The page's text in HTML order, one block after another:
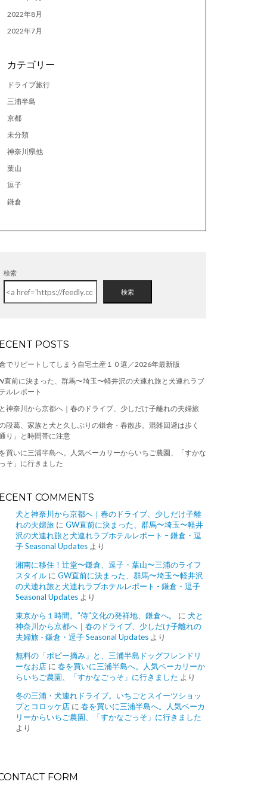
2022年8月
2022年7月
カテゴリー
ドライブ旅行
三浦半島
京都
未分類
神奈川県他
葉山
逗子
鎌倉
検索
検索
POSTS
でリピートしてしまう自宅土産１０選／2026年最新版
直前に決まった、群馬〜埼玉〜軽井沢の犬連れ旅と犬連れラブ
ルレポート
神奈川から京都へ｜春のドライブ、少しだけ子離れの夫婦旅
段葛、家族と犬と久しぶりの鎌倉・春散歩。混雑回避は歩く
通り」と時間帯に注意
買いに三浦半島へ。人気ベーカリーからいちご農園、「すかな
そ」に行きました
COMMENTS
犬と神奈川から京都へ｜春のドライブ、少しだけ子離
れの夫婦旅 に GW直前に決まった、群馬〜埼玉〜軽井
沢の犬連れ旅と犬連れラブホテルレポート – 鎌倉・逗
子 Seasonal Updates より
湘南に移住！辻堂〜鎌倉、逗子・葉山〜三浦のライフ
スタイル に GW直前に決まった、群馬〜埼玉〜軽井沢
の犬連れ旅と犬連れラブホテルレポート - 鎌倉・逗子
Seasonal Updates より
東京から１時間。”侍”文化の発祥地、鎌倉へ。
に 犬と
神奈川から京都へ｜春のドライブ、少しだけ子離れの
夫婦旅 - 鎌倉・逗子 Seasonal Updates より
無料の「ポピー摘み」と、三浦半島ドッグフレンドリ
ーなお店 に 春を買いに三浦半島へ。人気ベーカリーか
らいちご農園、「すかなごっそ」に行きました より
冬の三浦・犬連れドライブ。いちごとスイーツショッ
プとコロッケ店 に 春を買いに三浦半島へ。人気ベーカ
リーからいちご農園、「すかなごっそ」に行きました
より
FORM